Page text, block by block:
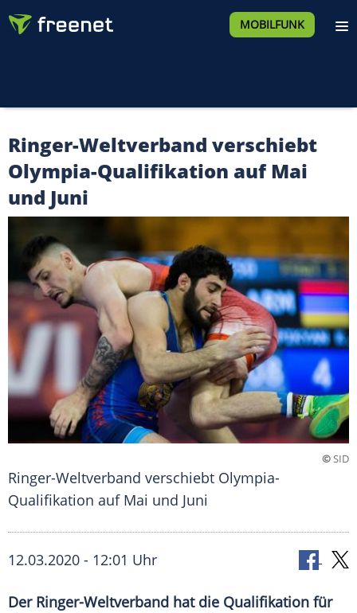
MOBILFUNK
Ringer-Weltverband verschiebt
Olympia-Qualifikation auf Mai
und Juni
©SID
Ringer-Weltverband verschiebt Olympia-
Qualifikation auf Mai und Juni
12.03.2020 - 12:01 Uhr
Der Ringer-Weltverband hat die Qualifikation für